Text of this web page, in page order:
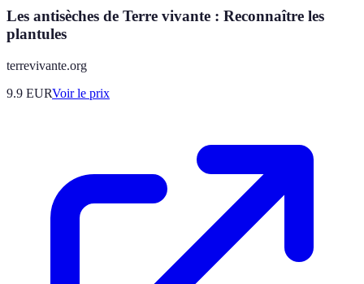
Les antisèches de Terre vivante : Reconnaître les
plantules
terrevivante.org
9.9 EURVoir le prix